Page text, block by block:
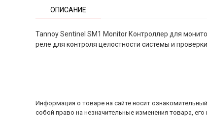
ОПИСАНИЕ
Tannoy Sentinel SM1 Monitor Контроллер для
реле для контроля целостности системы и
Информация о товаре на сайте носит
собой право на незначительные изменения товара,